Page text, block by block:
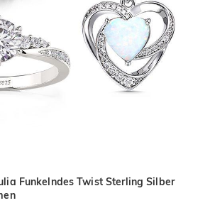
Funkelndes Twist Sterling Silber